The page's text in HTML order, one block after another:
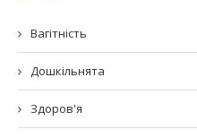
Вагітність
Дошкільнята
Здоров'я